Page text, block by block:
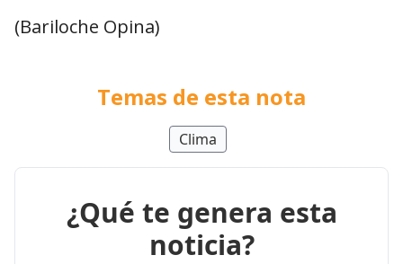
(Bariloche Opina)
Temas de esta nota
Clima
¿Qué te genera esta
noticia?